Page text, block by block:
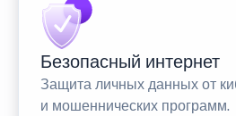
Безопасный интернет
Защита личных данных от
и мошеннических программ.